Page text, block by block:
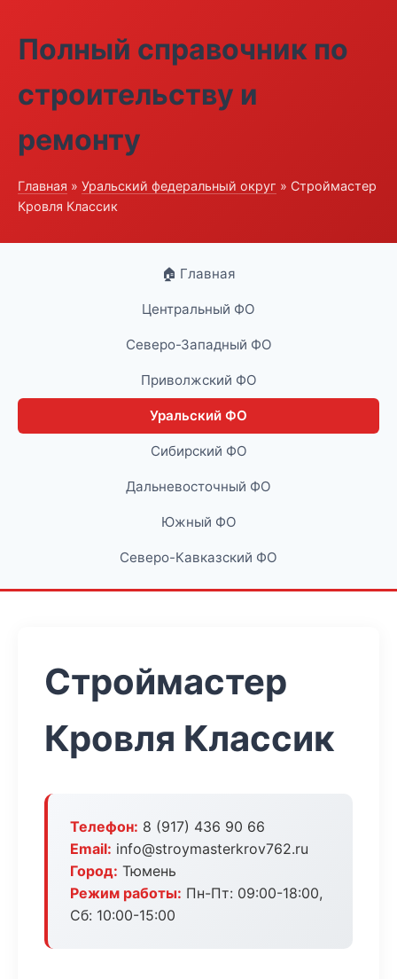
Полный справочник по
строительству и
ремонту
Главная » Уральский федеральный округ » Строймастер
Кровля Классик
🏠 Главная
Центральный ФО
Северо-Западный ФО
Приволжский ФО
Уральский ФО
Сибирский ФО
Дальневосточный ФО
Южный ФО
Северо-Кавказский ФО
Строймастер
Кровля Классик
Телефон: 8 (917) 436 90 66
Email: info@stroymasterkrov762.ru
Город: Тюмень
Режим работы: Пн-Пт: 09:00-18:00,
Сб: 10:00-15:00